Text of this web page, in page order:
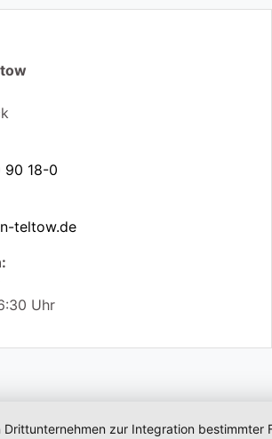
90 18-0
teltow.de
Uhr
zur Integration